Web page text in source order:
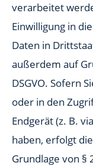
verarbeitet
Einwilligung in
Daten in
außerdem auf
DSGVO. Sofern
oder in den
Endgerät (z. B.
haben, erfolgt
Grundlage von §